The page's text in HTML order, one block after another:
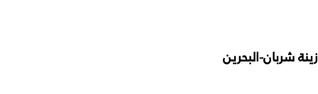
زينة شربان-البحرين